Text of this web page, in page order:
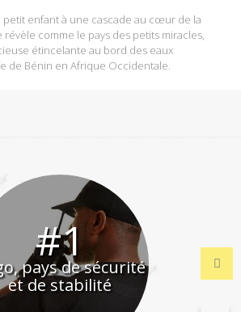
enfant à une cascade au cœur de la
révèle comme le pays des petits miracles,
étincelante au bord des eaux
de Bénin en Afrique Occidentale.
#1
pays de sécurité
et de stabilité
Next